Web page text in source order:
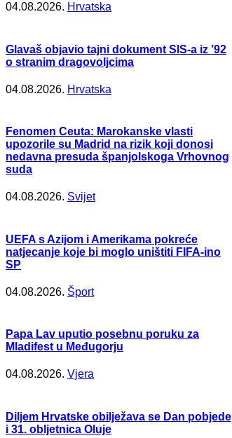
04.08.2026. Hrvatska
Glavaš objavio tajni dokument SIS-a iz ’92
o stranim dragovoljcima
04.08.2026. Hrvatska
Fenomen Ceuta: Marokanske vlasti
upozorile su Madrid na rizik koji donosi
nedavna presuda španjolskoga Vrhovnog
suda
04.08.2026. Svijet
UEFA s Azijom i Amerikama pokreće
natjecanje koje bi moglo uništiti FIFA-ino
SP
04.08.2026. Šport
Papa Lav uputio posebnu poruku za
Mladifest u Međugorju
04.08.2026. Vjera
Diljem Hrvatske obilježava se Dan pobjede
i 31. obljetnica Oluje